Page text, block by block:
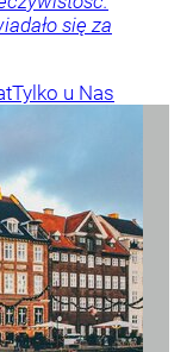
się za
Tylko u Nas